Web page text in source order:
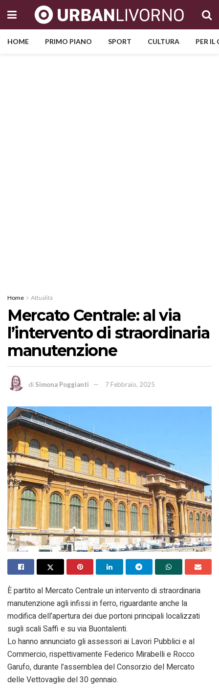
HOME PRIMO PIANO SPORT CULTURA PER
Home Attualità
Mercato Centrale: al via
l’intervento di straordinaria
manutenzione
di Simona Poggianti 7 Febbraio, 2025
È partito al Mercato Centrale un intervento di straordinaria
manutenzione agli infissi in ferro, riguardante anche la
modifica dell’apertura dei due portoni principali localizzati
sugli scali Saffi e su via Buontalenti.
Lo hanno annunciato gli assessori ai Lavori Pubblici e al
Commercio, rispettivamente Federico Mirabelli e Rocco
Garufo, durante l’assemblea del Consorzio del Mercato
delle Vettovaglie del 30 gennaio.